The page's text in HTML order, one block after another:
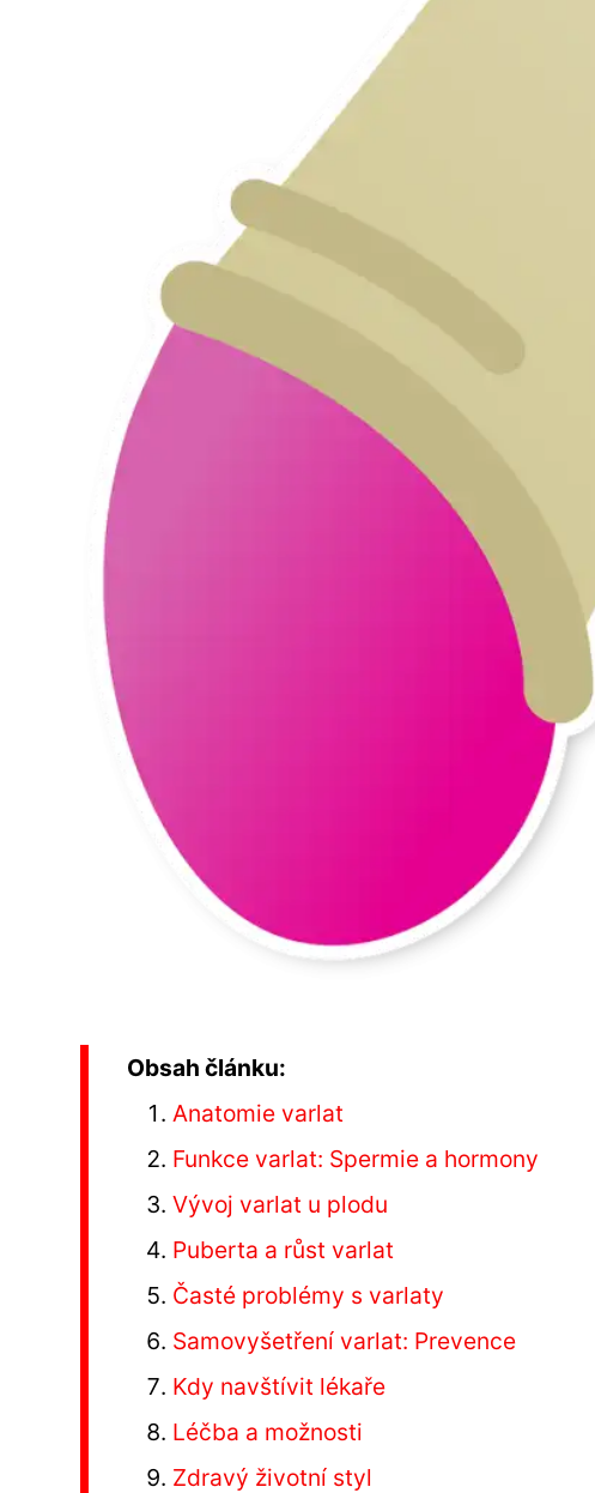
Obsah článku:
Anatomie varlat
Funkce varlat: Spermie a hormony
Vývoj varlat u plodu
Puberta a růst varlat
Časté problémy s varlaty
Samovyšetření varlat: Prevence
Kdy navštívit lékaře
Léčba a možnosti
Zdravý životní styl